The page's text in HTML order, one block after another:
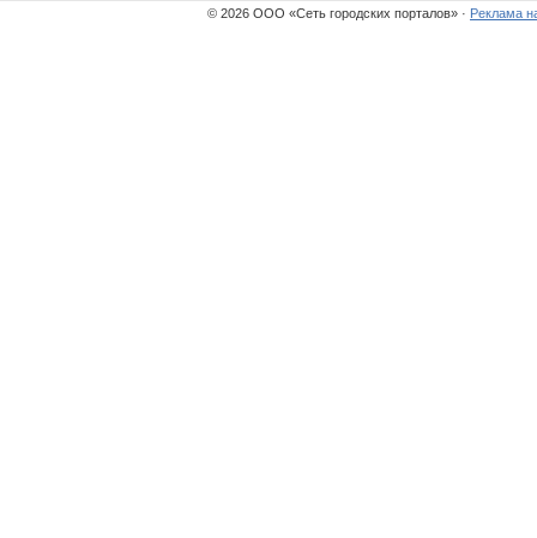
© 2026 ООО «Сеть городских порталов» · Реклама